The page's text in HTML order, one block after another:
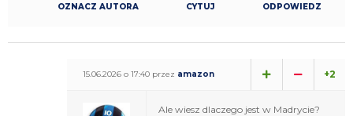
OZNACZ AUTORA CYTUJ ODPOWIEDZ
15.06.2026 o 17:40 przez amazon +2
Ale wiesz dlaczego jest w Madrycie?